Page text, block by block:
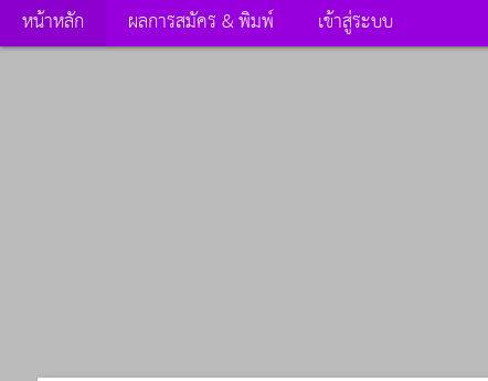
หน้าหลัก ผลการสมัคร & พิมพ์ เข้าสู่ระบบ